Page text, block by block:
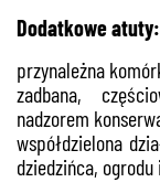
Dodatkowe atuty:
przynależna
zadbana,
nadzorem
współdzielona
dziedzińca,